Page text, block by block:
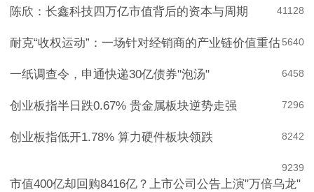
1128
4
陈欣：长鑫科技四万亿市值背后的资本与周期
640
5
耐克“收权运动”：一场针对经销商的产业链价值重估
458
6
一纸调查令，申通快递30亿债券"泡汤"
296
7
创业板指半日跌0.67% 贵金属板块逆势走强
242
8
创业板指低开1.78% 算力硬件板块领跌
239
9
市值400亿却回购8416亿？上市公司公告上演"万倍乌龙"